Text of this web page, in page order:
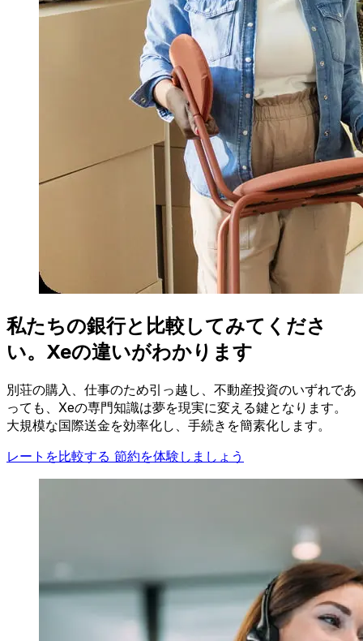
私たちの銀行と比較してみてくださ
い。Xeの違いがわかります
別荘の購入、仕事のため引っ越し、不動産投資のいずれであ
っても、Xeの専門知識は夢を現実に変える鍵となります。
大規模な国際送金を効率化し、手続きを簡素化します。
レートを比較する 節約を体験しましょう